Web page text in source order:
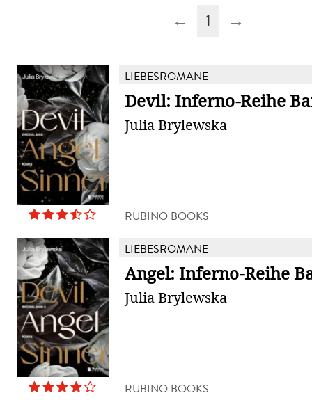
← 1 →
LIEBESROMANE
Devil: Inferno-Reihe
Julia Brylewska
RUBINO BOOKS
LIEBESROMANE
Angel: Inferno-Reihe
Julia Brylewska
RUBINO BOOKS